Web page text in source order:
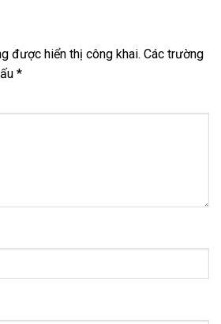
được hiển thị công khai. Các trường
*